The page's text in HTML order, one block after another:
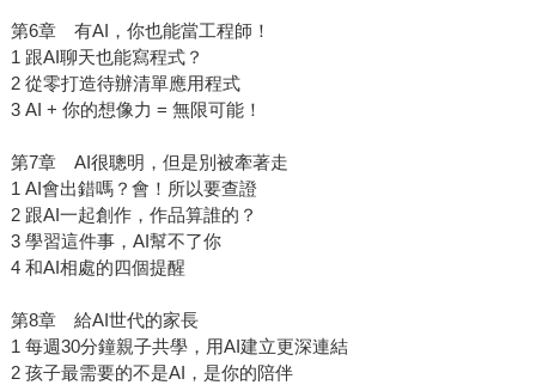
第6章 有AI，你也能當工程師！
1 跟AI聊天也能寫程式？
2 從零打造待辦清單應用程式
3 AI + 你的想像力 = 無限可能！
第7章 AI很聰明，但是別被牽著走
1 AI會出錯嗎？會！所以要查證
2 跟AI一起創作，作品算誰的？
3 學習這件事，AI幫不了你
4 和AI相處的四個提醒
第8章 給AI世代的家長
1 每週30分鐘親子共學，用AI建立更深連結
2 孩子最需要的不是AI，是你的陪伴